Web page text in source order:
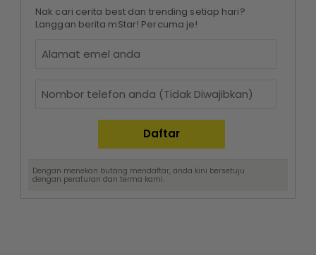
Nak cari cerita best dan trending setiap hari?
Langgan berita mStar! Percuma je!
Dengan menekan butang mendaftar, anda kini bersetuju
dengan peraturan dan terma kami.